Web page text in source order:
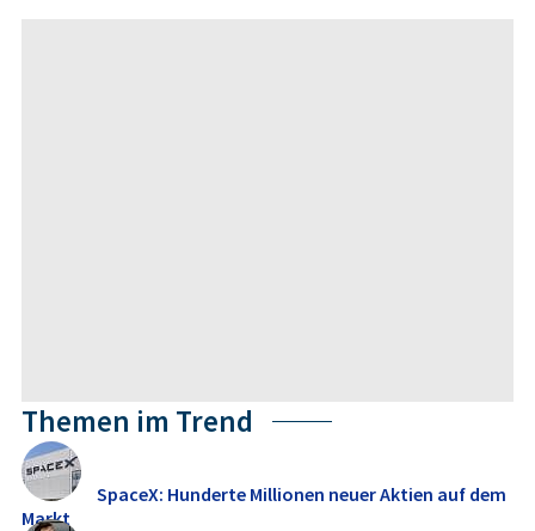
Themen im Trend
SpaceX: Hunderte Millionen neuer Aktien auf dem
Markt